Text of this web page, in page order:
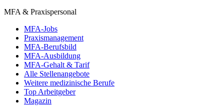
MFA & Praxispersonal
MFA-Jobs
Praxismanagement
MFA-Berufsbild
MFA-Ausbildung
MFA-Gehalt & Tarif
Alle Stellenangebote
Weitere medizinische Berufe
Top Arbeitgeber
Magazin